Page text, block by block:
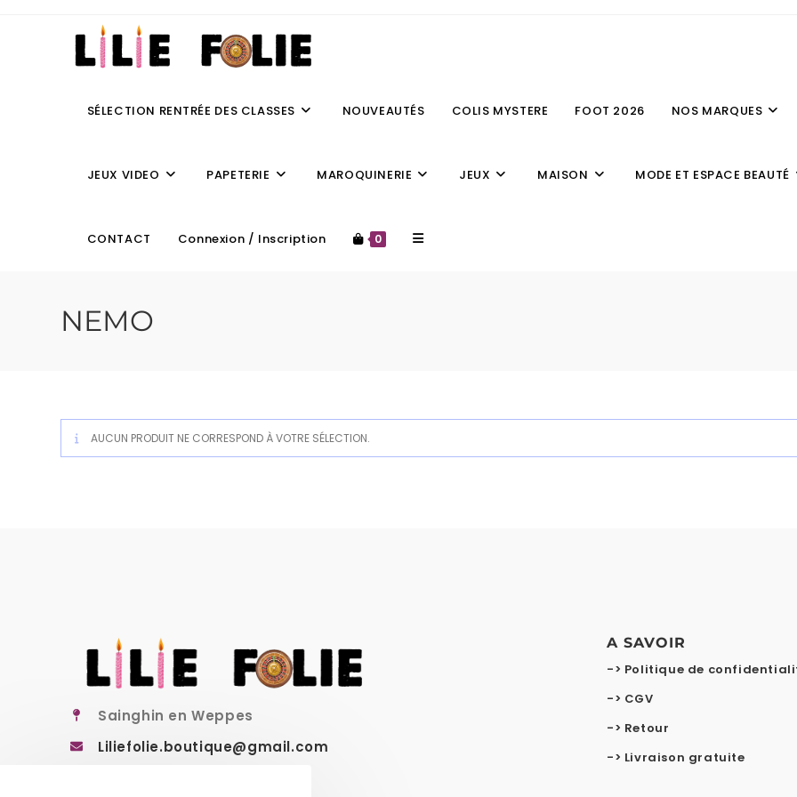
SÉLECTION RENTRÉE DES CLASSES NOUVEAUTÉS COLIS MYSTERE FOOT 2026 NOS MARQUES
JEUX VIDEO PAPETERIE MAROQUINERIE JEUX MAISON MODE ET ESPACE BEAUTÉ
CONTACT Connexion / Inscription 0
NEMO
AUCUN PRODUIT NE CORRESPOND À VOTRE SÉLECTION.
Sainghin en Weppes
Liliefolie.boutique@gmail.com
A SAVOIR
-> Politique de
-> CGV
-> Retour
-> Livraison gratuite